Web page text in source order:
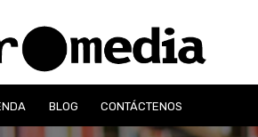
BLOG CONTÁCTENOS